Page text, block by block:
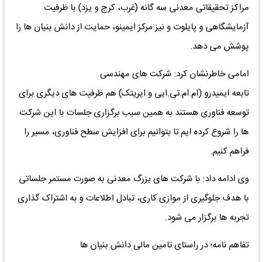
مراکز تحقیقاتی معدنی سه گانه (غرب، کرج و یزد) با ظرفیت
آزمایشگاهی و پایلوت و نیز مرکز ایمینو، حمایت از دانش بنیان ها را
پوشش می دهد.
امامی خاطرنشان کرد: شرکت های مهندسی
تابعه ایمیدرو (ام.ام.تی.ایی و ایریتک) هم ظرفیت های دیگری برای
توسعه فناوری هستند به همین سبب برگزاری جلسات با این شرکت
ها را شروع کرده ایم تا بتوانیم برای افزایش سطح فناوری، مسیر را
فراهم کنیم.
وی ادامه داد: با شرکت های بزرگ معدنی به صورت مستمر جلساتی
با هدف جلوگیری از موازی کاری، تبادل اطلاعات و به اشتراک گذاری
تجربه ها برگزار می شود.
تفاهم نامه؛ در راستای تامین مالی دانش بنیان ها